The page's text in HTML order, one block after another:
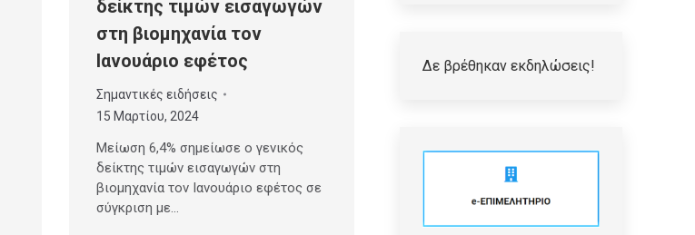
δείκτης τιμών εισαγωγών
στη βιομηχανία τον
Ιανουάριο εφέτος
Σημαντικές ειδήσεις
15 Μαρτίου, 2024
Μείωση 6,4% σημείωσε ο γενικός
δείκτης τιμών εισαγωγών στη
βιομηχανία τον Ιανουάριο εφέτος σε
σύγκριση με…
Δε βρέθηκαν εκδηλώσεις!